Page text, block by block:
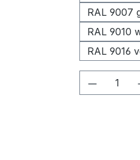
RAL 9007
RAL 9010
RAL 9016